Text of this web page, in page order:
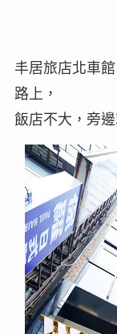
丰居旅店北車
路上，
飯店不大，旁